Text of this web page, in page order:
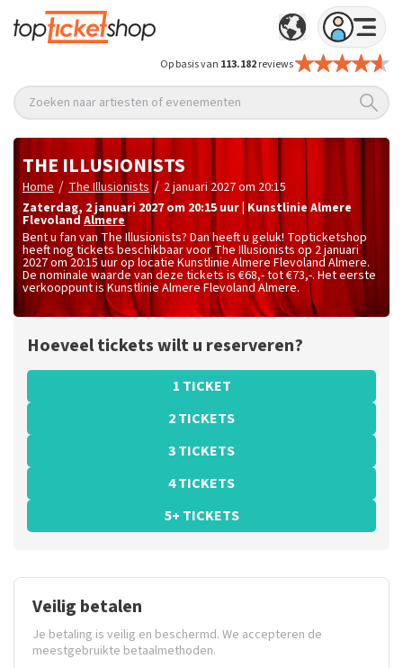
Op basis van 113.182reviews
Zoeken naar artiesten of evenementen
THE ILLUSIONISTS
Home / The Illusionists / 2 januari 2027 om 20:15
zaterdag, 2 januari 2027 om 20:15 uur Kunstlinie Almere
Flevoland Almere
Bent u fan van The Illusionists? Dan heeft u geluk! Topticketshop
heeft nog tickets beschikbaar voor The Illusionists op 2 januari
2027 om 20:15 uur op locatie Kunstlinie Almere Flevoland Almere.
De nominale waarde van deze tickets is €68,- tot €73,-. Het eerste
verkooppunt is Kunstlinie Almere Flevoland Almere.
Hoeveel tickets wilt u reserveren?
1 TICKET
2 TICKETS
3 TICKETS
4 TICKETS
5+ TICKETS
Veilig betalen
Je betaling is veilig en beschermd. We accepteren de
meestgebruikte betaalmethoden.